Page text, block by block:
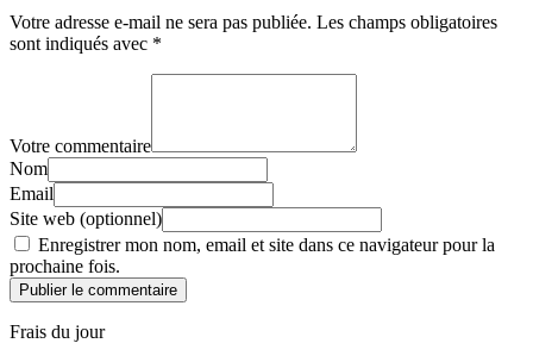
Votre adresse e-mail ne sera pas publiée. Les champs obligatoires
sont indiqués avec *
Votre commentaire
Nom
Email
Site web (optionnel)
Enregistrer mon nom, email et site dans ce navigateur pour la
prochaine fois.
Publier le commentaire
Frais du jour